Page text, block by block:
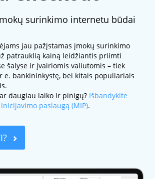
surinkimo internetu būdai
jau pažįstamas įmokų surinkimo
patrauklią kainą leidžiantis priimti
šalyse ir įvairiomis valiutomis – tiek
e. bankininkystę, bei kitais populiariais
daugiau laiko ir pinigų? Išbandykite
paslaugą (MIP).